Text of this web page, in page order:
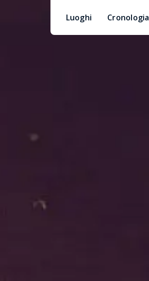
Luoghi Cronologia